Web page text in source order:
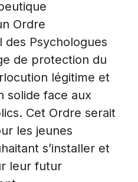
Ordre
des Psychologues
de protection du
légitime et
solide face aux
Cet Ordre serait
les jeunes
s’installer et
leur futur